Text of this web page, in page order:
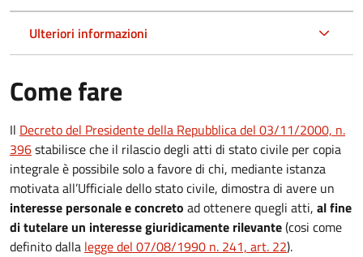
Ulteriori informazioni
Come fare
Il Decreto del Presidente della Repubblica del 03/11/2000, n.
396stabilisce che il rilascio degli atti di stato civile per copia
integrale è possibile solo a favore di chi, mediante istanza
motivata all’Ufficiale dello stato civile, dimostra di avere un
interesse personale e concreto ad ottenere quegli atti, al fine
di tutelare un interesse giuridicamente rilevante(cosi come
definito dalla legge del 07/08/1990 n. 241, art. 22).